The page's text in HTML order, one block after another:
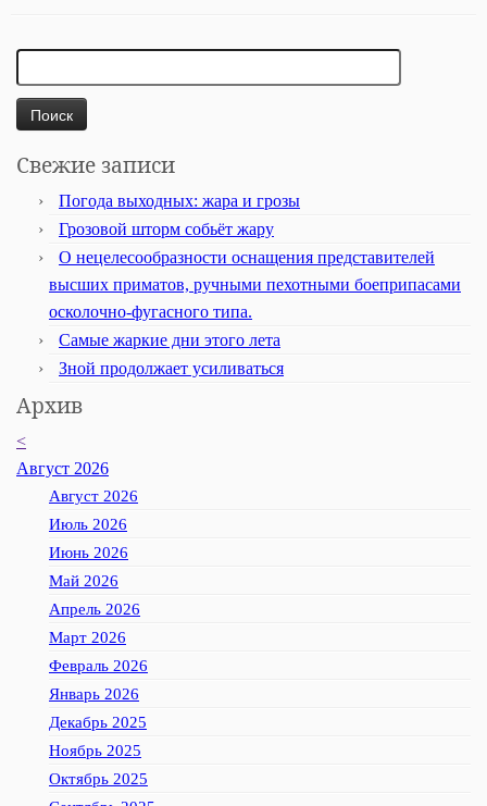
Свежие записи
Погода выходных: жара и грозы
Грозовой шторм собьёт жару
О нецелесообразности оснащения представителей
высших приматов, ручными пехотными боеприпасами
осколочно-фугасного типа.
Самые жаркие дни этого лета
Зной продолжает усиливаться
Архив
<
Август 2026
Август 2026
Июль 2026
Июнь 2026
Май 2026
Апрель 2026
Март 2026
Февраль 2026
Январь 2026
Декабрь 2025
Ноябрь 2025
Октябрь 2025